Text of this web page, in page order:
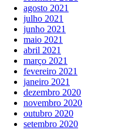
agosto 2021
julho 2021
junho 2021
maio 2021
abril 2021
março 2021
fevereiro 2021
janeiro 2021
dezembro 2020
novembro 2020
outubro 2020
setembro 2020